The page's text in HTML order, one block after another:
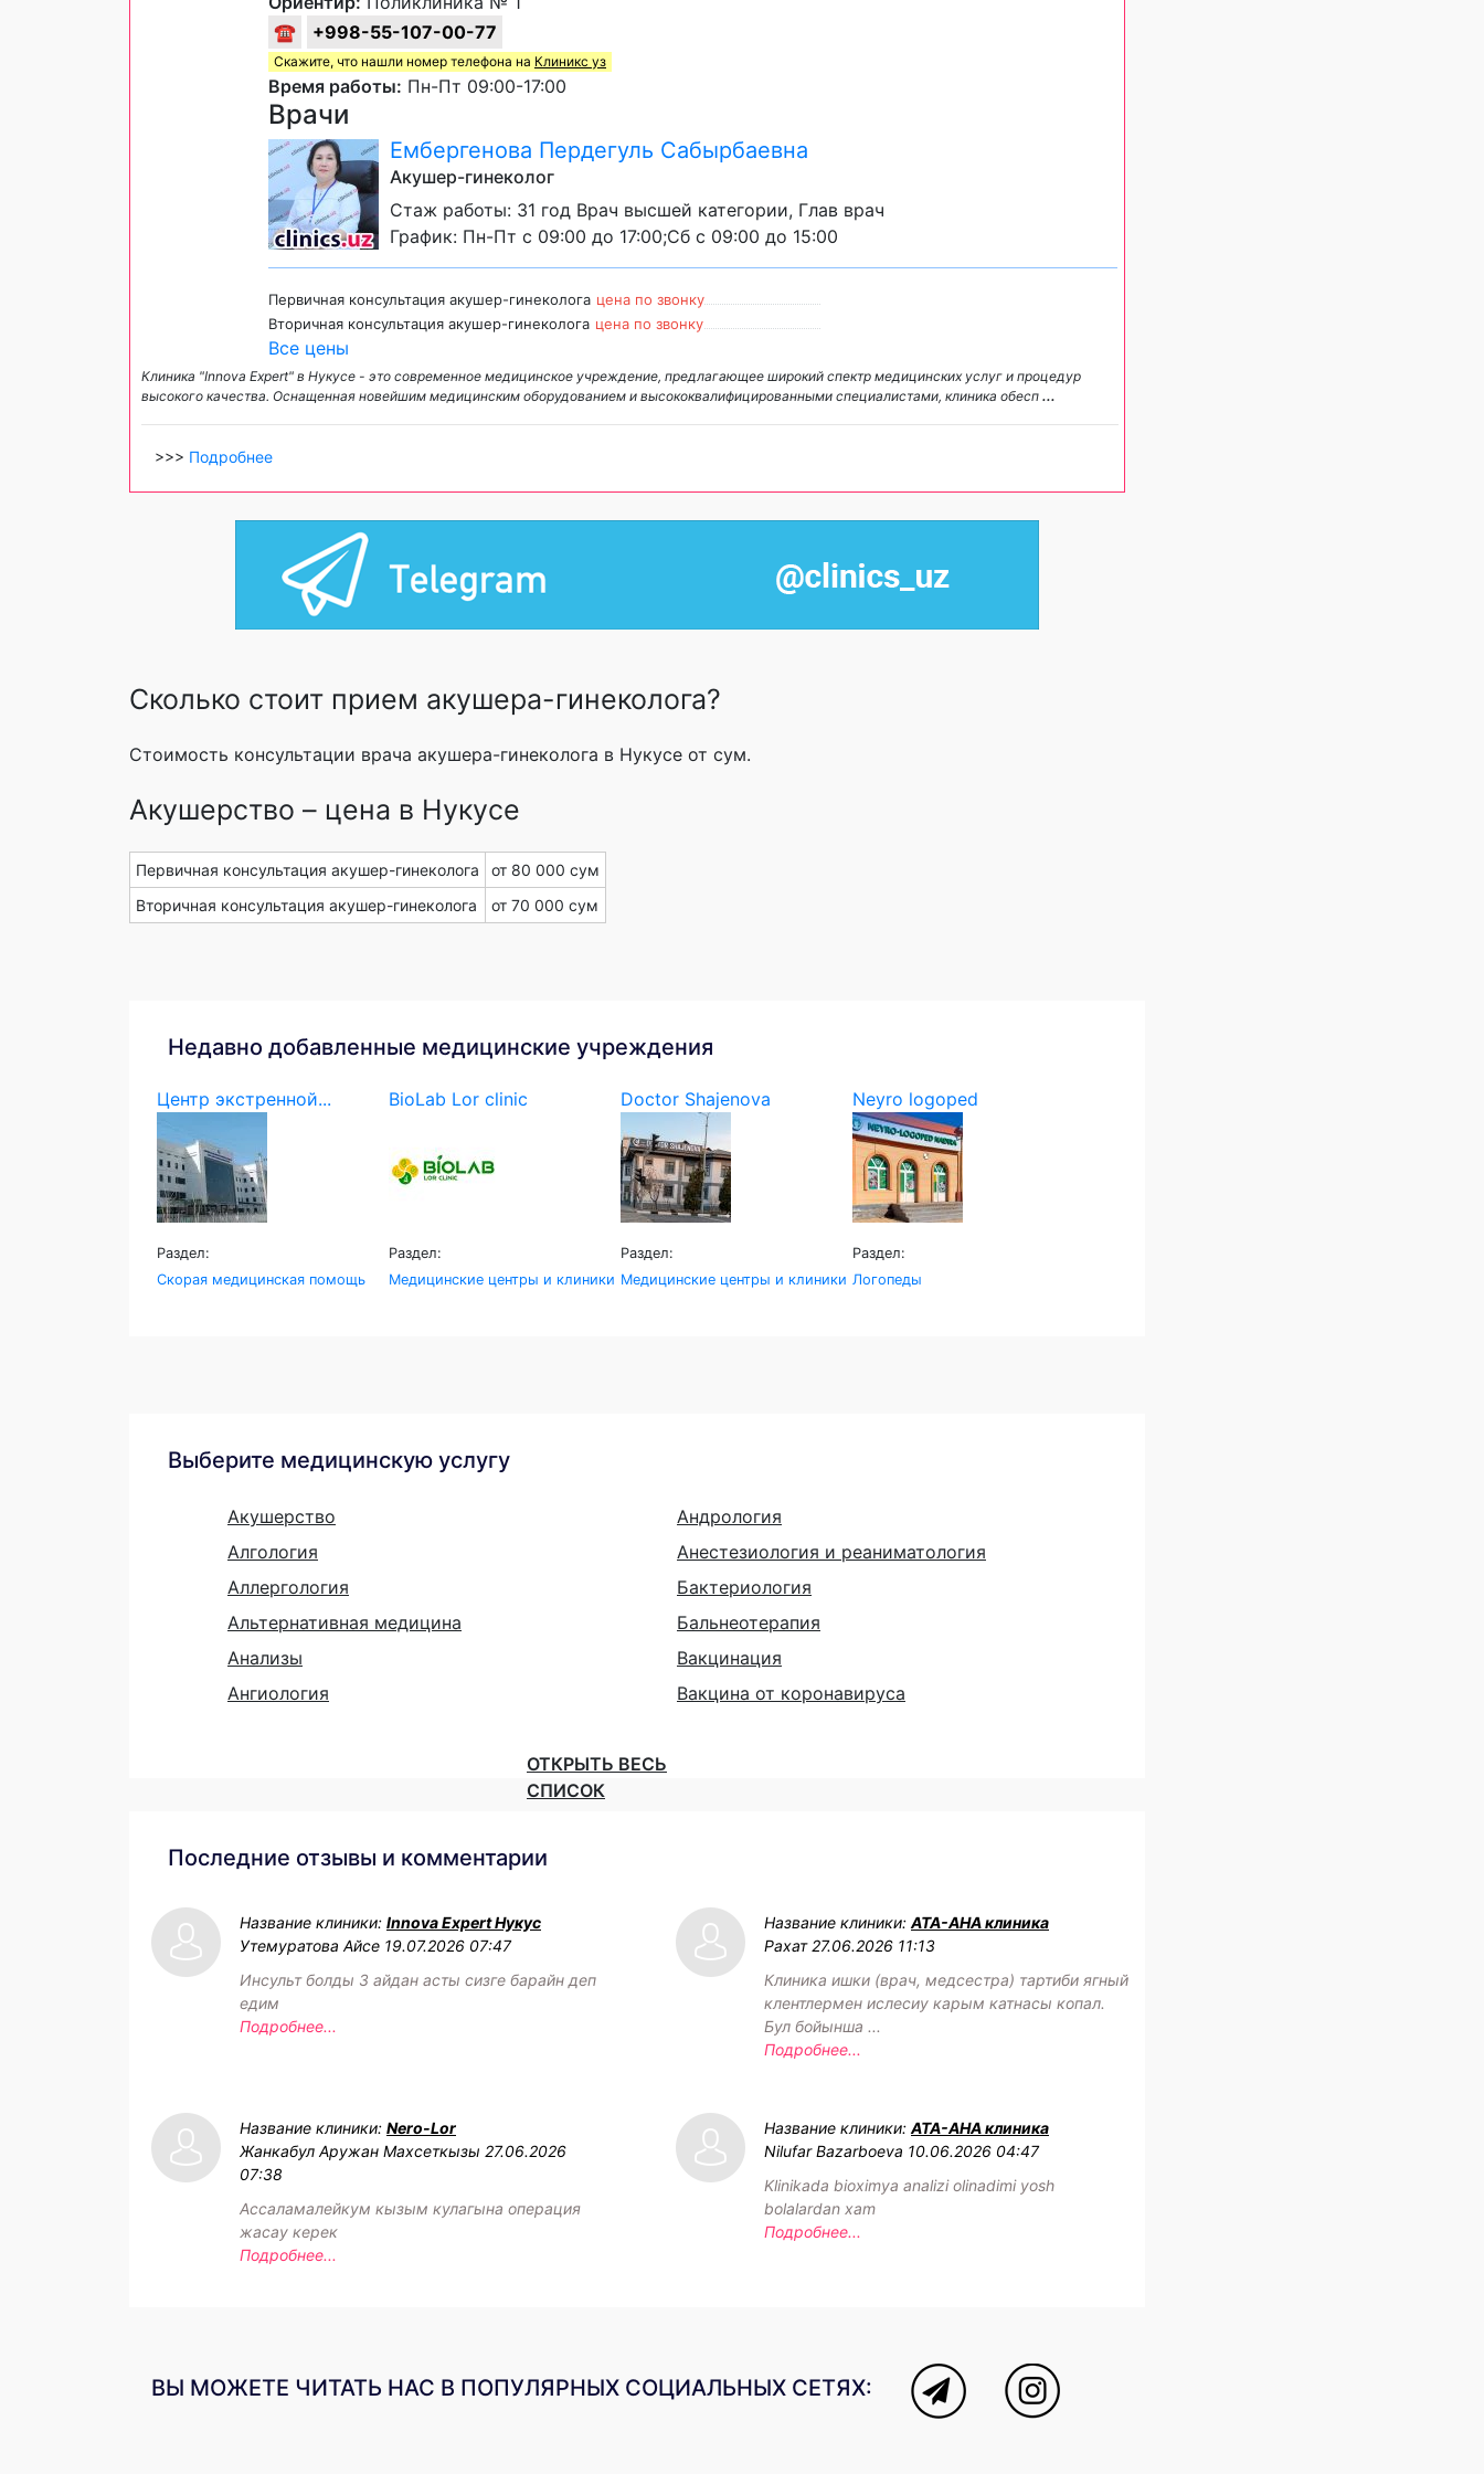
☎
+998-55-107-00-77
Скажите, что нашли номер телефона на Клиникс уз
Время работы: Пн-Пт 09:00-17:00
Врачи
Ембергенова Пердегуль Сабырбаевна
Акушер-гинеколог
Стаж работы: 31 год Врач высшей категории, Глав врач
График: Пн-Пт с 09:00 до 17:00;Сб с 09:00 до 15:00
Первичная консультация акушер-гинеколога цена по звонку
Вторичная консультация акушер-гинеколога цена по звонку
Все цены
Клиника "Innova Expert" в Нукусе - это современное медицинское учреждение, предлагающее широкий спектр медицинских услуг и процедур
высокого качества. Оснащенная новейшим медицинским оборудованием и высококвалифицированными специалистами, клиника обесп ...
>>> Подробнее
Сколько стоит прием акушера-гинеколога?
Стоимость консультации врача акушера-гинеколога в Нукусе от сум.
Акушерство – цена в Нукусе
Первичная консультация акушер-гинеколога
от 80 000 сум
Вторичная консультация акушер-гинеколога
от 70 000 сум
Недавно добавленные медицинские учреждения
Центр экстренной...
Раздел:
Скорая медицинская помощь
BioLab Lor clinic
Раздел:
Медицинские центры и клиники
Doctor Shajenova
Раздел:
Медицинские центры и клиники
Neyro logoped
Раздел:
Логопеды
Выберите медицинскую услугу
Акушерство
Алгология
Аллергология
Альтернативная медицина
Анализы
Ангиология
Андрология
Анестезиология и реаниматология
Бактериология
Бальнеотерапия
Вакцинация
Вакцина от коронавируса
ОТКРЫТЬ ВЕСЬ
СПИСОК
Последние отзывы и комментарии
Название клиники: Innova Expert Нукус
Утемуратова Айсе 19.07.2026 07:47
Инсульт болды 3 айдан асты сизге барайн деп
едим
Подробнее...
Название клиники: АТА-АНА клиника
Рахат 27.06.2026 11:13
Клиника ишки (врач, медсестра) тартиби ягный
клентлермен ислесиу карым катнасы копал.
Бул бойынша ...
Подробнее...
Название клиники: Nero-Lor
Жанкабул Аружан Махсеткызы 27.06.2026
07:38
Ассаламалейкум кызым кулагына операция
жасау керек
Подробнее...
Название клиники: АТА-АНА клиника
Nilufar Bazarboeva 10.06.2026 04:47
Klinikada bioximya analizi olinadimi yosh
bolalardan xam
Подробнее...
ВЫ МОЖЕТЕ ЧИТАТЬ НАС В ПОПУЛЯРНЫХ СОЦИАЛЬНЫХ СЕТЯХ: